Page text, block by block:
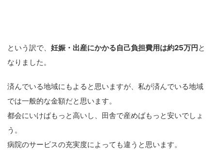
という訳で、 妊娠・出産にかかる自己負担費用は約25万円 と
なりました。
済んでいる地域にもよると思いますが、私が済んでいる地域
では一般的な金額だと思います。
都会にいけばもっと高いし、田舎で産めばもっと安いでしょ
う。
病院のサービスの充実度によっても違うと思います。